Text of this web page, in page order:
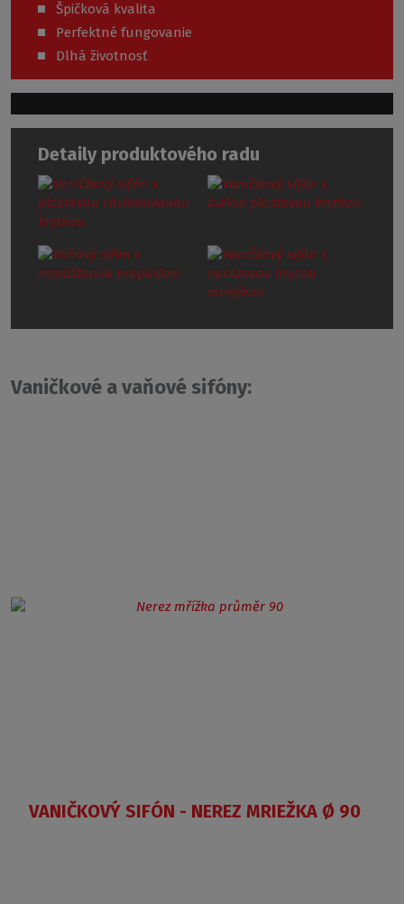
Špičková kvalita
Perfektné fungovanie
Dlhá životnosť
Detaily produktového radu
Vaničkové a vaňové sifóny:
VANIČKOVÝ SIFÓN - NEREZ MRIEŽKA Ø 90